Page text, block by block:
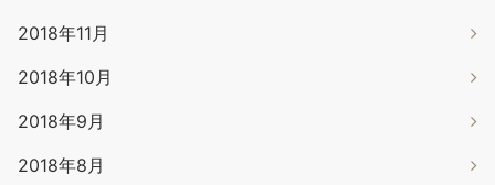
2018年11月
2018年10月
2018年9月
2018年8月